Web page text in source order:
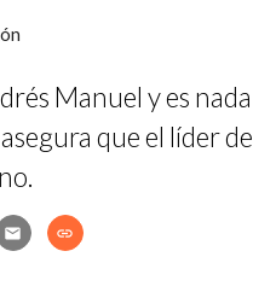
Manuel y es nada
que el líder de
email link